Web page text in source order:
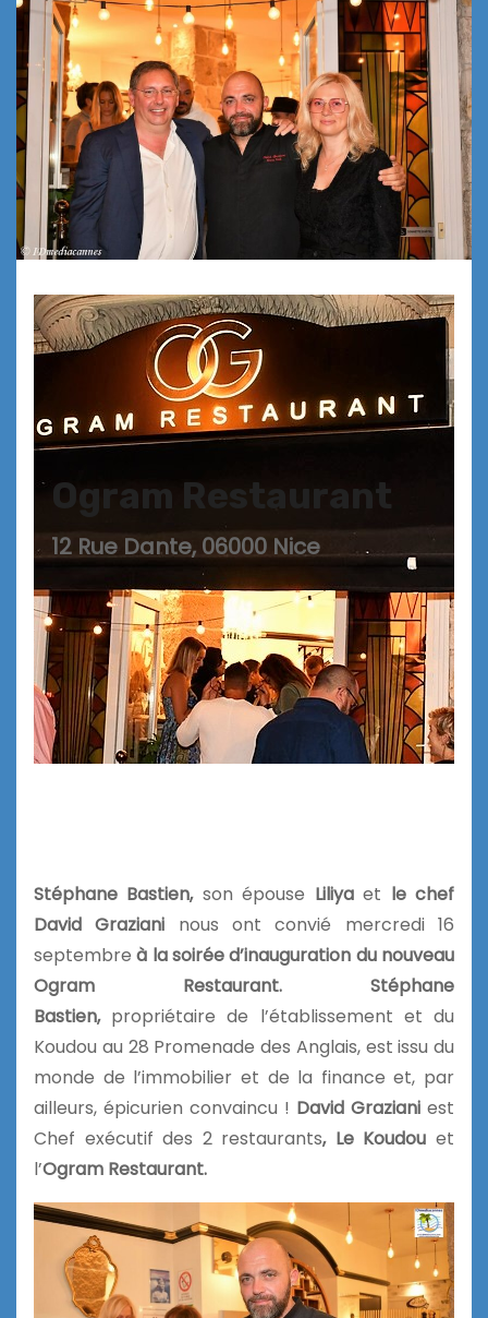
Ogram Restaurant
12 Rue Dante, 06000 Nice
Stéphane Bastien,son épouse Liliyaet le chef
David Graziani nous ont convié mercredi 16
septembre à la soirée d’inauguration du nouveau
Ogram Restaurant. Stéphane
Bastien, propriétaire de l’établissement et du
Koudou au 28 Promenade des Anglais, est issu du
monde de l’immobilier et de la finance et, par
ailleurs, épicurien convaincu ! David Graziani est
Chef exécutif des 2 restaurants, Le Koudou et
l’Ogram Restaurant.